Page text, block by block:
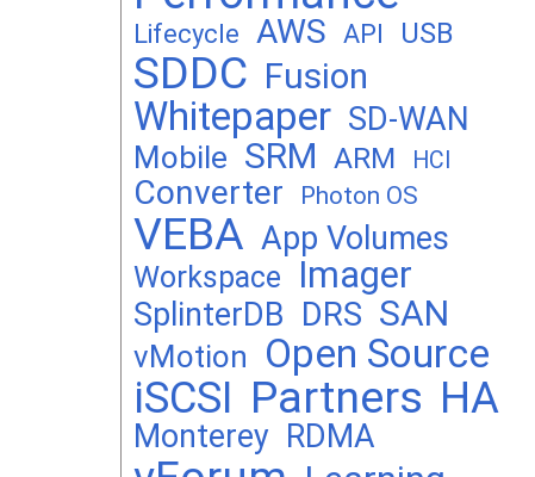
Lifecycle AWS API USB
SDDC Fusion
Whitepaper SD-WAN
Mobile SRM ARM HCI
Converter Photon OS
VEBA App Volumes
Workspace Imager
SplinterDB DRS SAN
vMotion Open Source
iSCSI Partners HA
Monterey RDMA